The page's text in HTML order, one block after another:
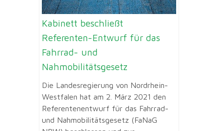
Kabinett beschließt
Referenten-Entwurf für das
Fahrrad- und
Nahmobilitätsgesetz
Die Landesregierung von Nordrhein-
Westfalen hat am 2. März 2021 den
Referentenentwurf für das Fahrrad-
und Nahmobilitätsgesetz (FaNaG